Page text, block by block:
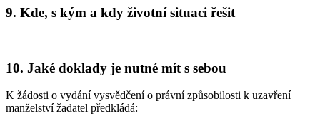
9. Kde, s kým a kdy životní situaci řešit
10. Jaké doklady je nutné mít s sebou
K žádosti o vydání vysvědčení o právní způsobilosti k uzavření
manželství žadatel předkládá: